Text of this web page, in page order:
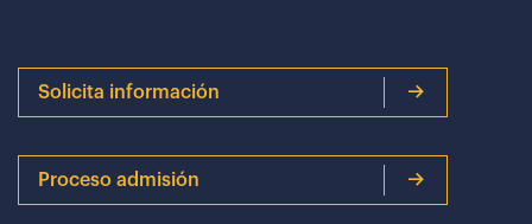
Solicita información
Proceso admisión